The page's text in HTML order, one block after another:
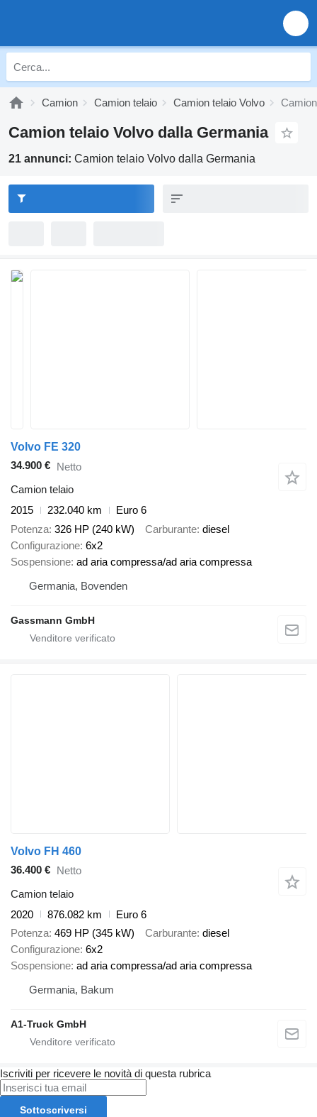
Camion Camion telaio Camion telaio Volvo
Camion telaio Volvo dalla Germania
21 annunci: Camion telaio Volvo dalla Germania
Volvo FE 320
34.900 € Netto
Camion telaio
2015
232.040 km
Euro 6
Potenza 326 HP (240 kW) Carburante diesel
Configurazione 6x2
Sospensione ad aria compressa/ad aria compressa
Germania, Bovenden
Gassmann GmbH
Volvo FH 460
36.400 € Netto
Camion telaio
2020
876.082 km
Euro 6
Potenza 469 HP (345 kW) Carburante diesel
Configurazione 6x2
Sospensione ad aria compressa/ad aria compressa
Germania, Bakum
A1-Truck GmbH
Iscriviti per ricevere le novità di questa rubrica
Sottoscriversi